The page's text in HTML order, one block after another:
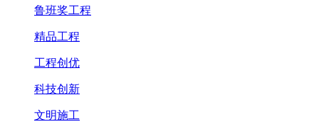
鲁班奖工程
精品工程
工程创优
科技创新
文明施工